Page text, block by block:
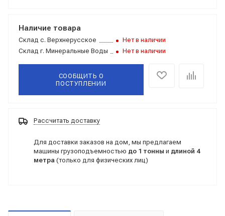
Наличие товара
Склад с. Верхнерусское
Нет в наличии
Склад г. Минеральные Воды Нет в наличии
СООБЩИТЬ О
ПОСТУПЛЕНИИ
Рассчитать доставку
Для доставки заказов на дом, мы предлагаем
машины грузоподъемностью до 1 тонны и длиной 4
метра (только для физических лиц)